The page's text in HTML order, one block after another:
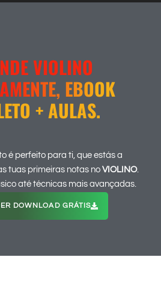
VIOLINO
EBOOK
+ AULAS.
é perfeito para ti, que estás a
tuas primeiras notas no VIOLINO.
até técnicas mais avançadas.
DOWNLOAD GRÁTIS